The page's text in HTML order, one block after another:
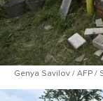
Genya Savilov / AFP /